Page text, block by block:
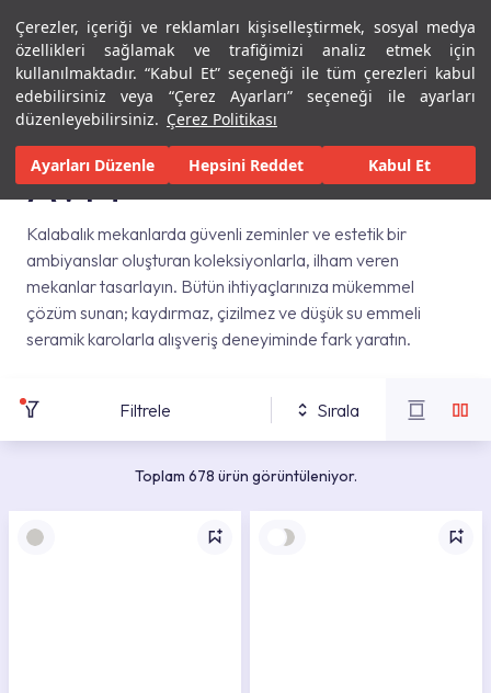
Çerezler, içeriği ve reklamları kişiselleştirmek, sosyal medya
özellikleri sağlamak ve trafiğimizi analiz etmek için
kullanılmaktadır. “Kabul Et” seçeneği ile tüm çerezleri kabul
edebilirsiniz veya “Çerez Ayarları” seçeneği ile ayarları
düzenleyebilirsiniz. Çerez Politikası
Ayarları Düzenle Hepsini Reddet Kabul Et
Menü Menü
Ana Sayfa Karolar Ticari Çözümler AVM
AVM
Kalabalık mekanlarda güvenli zeminler ve estetik bir
ambiyanslar oluşturan koleksiyonlarla, ilham veren
mekanlar tasarlayın. Bütün ihtiyaçlarınıza mükemmel
çözüm sunan; kaydırmaz, çizilmez ve düşük su emmeli
seramik karolarla alışveriş deneyiminde fark yaratın.
Filtrele Sırala
Toplam 678 ürün görüntüleniyor.